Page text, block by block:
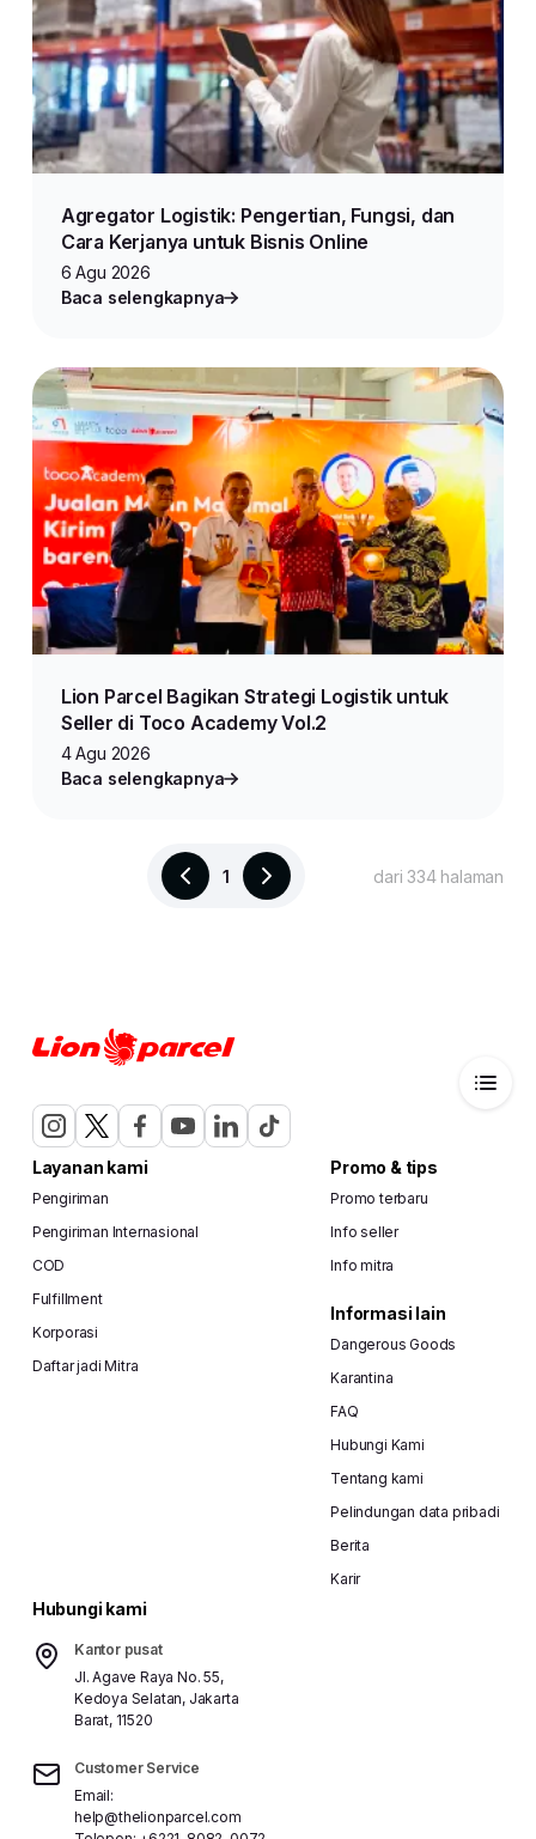
Agregator Logistik: Pengertian, Fungsi, dan
Cara Kerjanya untuk Bisnis Online
6 Agu 2026
Baca selengkapnya
Lion Parcel Bagikan Strategi Logistik untuk
Seller di Toco Academy Vol.2
4 Agu 2026
Baca selengkapnya
1 dari 334 halaman
Layanan kami
Pengiriman
Pengiriman Internasional
COD
Fulfillment
Korporasi
Daftar jadi Mitra
Promo & tips
Promo terbaru
Info seller
Info mitra
Informasi lain
Dangerous Goods
Karantina
FAQ
Hubungi Kami
Tentang kami
Pelindungan data pribadi
Berita
Karir
Hubungi kami
Kantor pusat
Jl. Agave Raya No. 55,
Kedoya Selatan, Jakarta
Barat, 11520
Customer Service
Email:
help@thelionparcel.com